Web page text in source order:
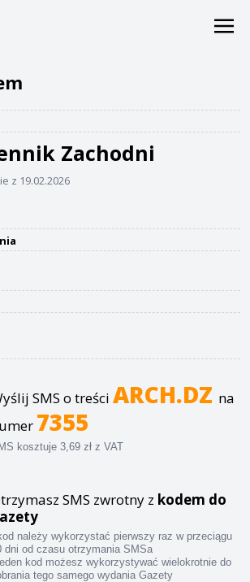
Zachodni
z 19.02.2026
SMS o treści ARCH.DZ na
7355
kosztuje 3,69 zł z VAT
SMS zwrotny z kodem do
należy wykorzystać pierwszy raz w przeciągu
dni od czasu otrzymania SMSa
kod możesz wykorzystywać wielokrotnie do
tego samego wydania Gazety